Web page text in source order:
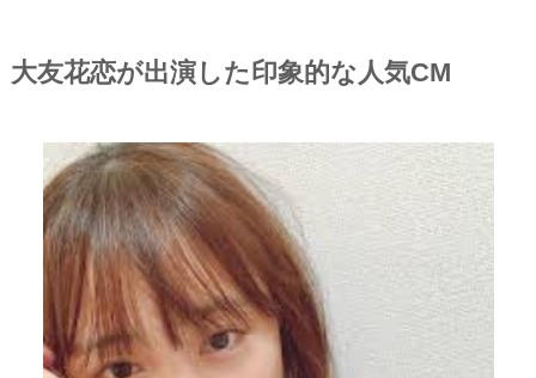
大友花恋が出演した印象的な人気CM